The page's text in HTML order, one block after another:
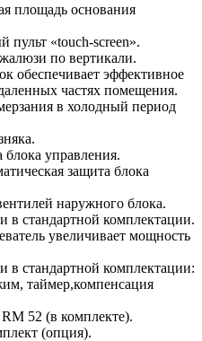
площадь основания
«touch-screen».
по вертикали.
эффективное
частях помещения.
в холодный период
управления.
защита блока
наружного блока.
стандартной комплектации.
увеличивает мощность
стандартной комплектации:
таймер,компенсация
52 (в комплекте).
(опция).